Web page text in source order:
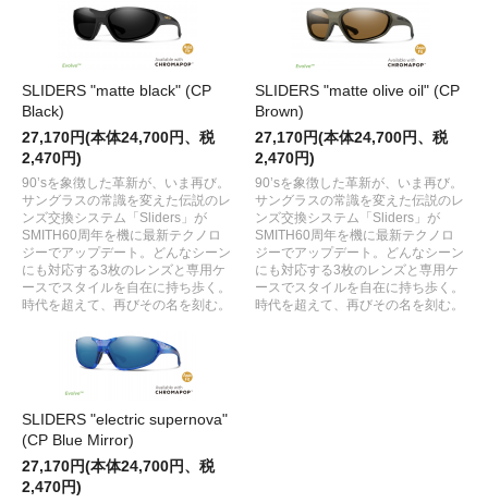
SLIDERS "matte black" (CP
Black)
27,170円(本体24,700円、税
2,470円)
90’sを象徴した革新が、いま再び。
サングラスの常識を変えた伝説のレ
ンズ交換システム「Sliders」が
SMITH60周年を機に最新テクノロ
ジーでアップデート。どんなシーン
にも対応する3枚のレンズと専用ケ
ースでスタイルを自在に持ち歩く。
時代を超えて、再びその名を刻む。
SLIDERS "matte olive oil" (CP
Brown)
27,170円(本体24,700円、税
2,470円)
90’sを象徴した革新が、いま再び。
サングラスの常識を変えた伝説のレ
ンズ交換システム「Sliders」が
SMITH60周年を機に最新テクノロ
ジーでアップデート。どんなシーン
にも対応する3枚のレンズと専用ケ
ースでスタイルを自在に持ち歩く。
時代を超えて、再びその名を刻む。
SLIDERS "electric supernova"
(CP Blue Mirror)
27,170円(本体24,700円、税
2,470円)